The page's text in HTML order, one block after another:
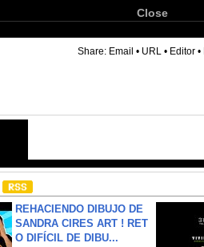
Close
Share: Email • URL • Editor •
REHACIENDO DIBUJO DE
SANDRA CIRES ART ! RET
O DIFÍCIL DE DIBU...